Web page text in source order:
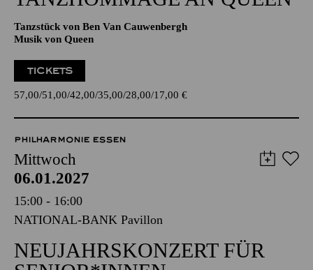
TANZ­HOMMAGE AN QUEEN
Tanzstück von Ben Van Cauwenbergh
Musik von Queen
57,00 51,00 42,00 35,00
PHILHARMONIE ESSEN
Mittwoch
06.01.2027
15:00 - 16:00
NATIONAL-BANK Pavillon